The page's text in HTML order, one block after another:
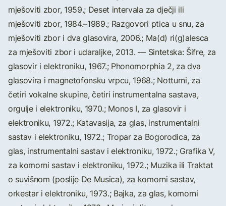
mješoviti zbor, 1959.; Deset intervala za dječji ili
mješoviti zbor, 1984.–1989.; Razgovori ptica u snu, za
mješoviti zbor i dva glasovira, 2006.; Ma(d) ri(g)alesca
za mješoviti zbor i udaraljke, 2013. — Sintetska: Šifre, za
glasovir i elektroniku, 1967.; Phonomorphia 2, za dva
glasovira i magnetofonsku vrpcu, 1968.; Notturni, za
četiri vokalne skupine, četiri instrumentalna sastava,
orgulje i elektroniku, 1970.; Monos I, za glasovir i
elektroniku, 1972.; Katavasija, za glas, instrumentalni
sastav i elektroniku, 1972.; Tropar za Bogorodica, za
glas, instrumentalni sastav i elektroniku, 1972.; Grafika V,
za komorni sastav i elektroniku, 1972.; Muzika ili Traktat
o suvišnom (poslije De Musica), za komorni sastav,
orkestar i elektroniku, 1973.; Bajka, za glas, komorni